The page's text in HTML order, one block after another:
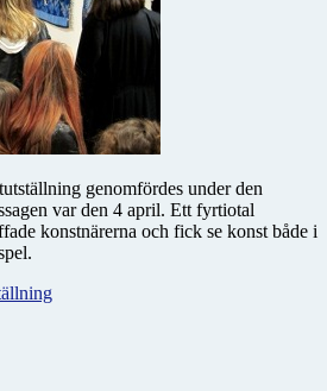
genomfördes under den
var den 4 april. Ett fyrtiotal
konstnärerna och fick se konst både i